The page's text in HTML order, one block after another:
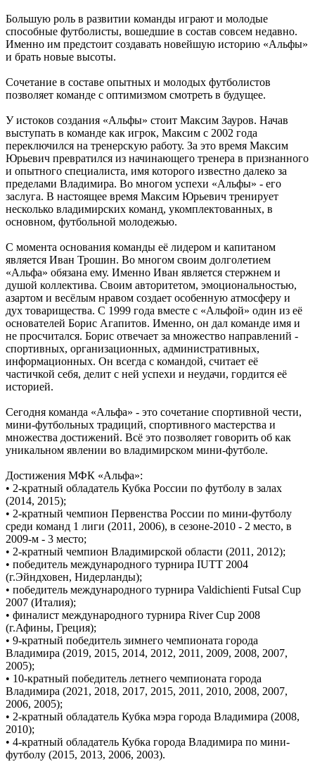
Большую роль в развитии команды играют и молодые
способные футболисты, вошедшие в состав совсем недавно.
Именно им предстоит создавать новейшую историю «Альфы»
и брать новые высоты.
Сочетание в составе опытных и молодых футболистов
позволяет команде с оптимизмом смотреть в будущее.
У истоков создания «Альфы» стоит Максим Зауров. Начав
выступать в команде как игрок, Максим с 2002 года
переключился на тренерскую работу. За это время Максим
Юрьевич превратился из начинающего тренера в признанного
и опытного специалиста, имя которого известно далеко за
пределами Владимира. Во многом успехи «Альфы» - его
заслуга. В настоящее время Максим Юрьевич тренирует
несколько владимирских команд, укомплектованных, в
основном, футбольной молодежью.
С момента основания команды её лидером и капитаном
является Иван Трошин. Во многом своим долголетием
«Альфа» обязана ему. Именно Иван является стержнем и
душой коллектива. Своим авторитетом, эмоциональностью,
азартом и весёлым нравом создает особенную атмосферу и
дух товарищества. С 1999 года вместе с «Альфой» один из её
основателей Борис Агапитов. Именно, он дал команде имя и
не просчитался. Борис отвечает за множество направлений -
спортивных, организационных, административных,
информационных. Он всегда с командой, считает её
частичкой себя, делит с ней успехи и неудачи, гордится её
историей.
Сегодня команда «Альфа» - это сочетание спортивной чести,
мини-футбольных традиций, спортивного мастерства и
множества достижений. Всё это позволяет говорить об как
уникальном явлении во владимирском мини-футболе.
Достижения МФК «Альфа»:
• 2-кратный обладатель Кубка России по футболу в залах
(2014, 2015);
• 2-кратный чемпион Первенства России по мини-футболу
среди команд 1 лиги (2011, 2006), в сезоне-2010 - 2 место, в
2009-м - 3 место;
• 2-кратный чемпион Владимирской области (2011, 2012);
• победитель международного турнира IUTT 2004
(г.Эйндховен, Нидерланды);
• победитель международного турнира Valdichienti Futsal Cup
2007 (Италия);
• финалист международного турнира River Cup 2008
(г.Афины, Греция);
• 9-кратный победитель зимнего чемпионата города
Владимира (2019, 2015, 2014, 2012, 2011, 2009, 2008, 2007,
2005);
• 10-кратный победитель летнего чемпионата города
Владимира (2021, 2018, 2017, 2015, 2011, 2010, 2008, 2007,
2006, 2005);
• 2-кратный обладатель Кубка мэра города Владимира (2008,
2010);
• 4-кратный обладатель Кубка города Владимира по мини-
футболу (2015, 2013, 2006, 2003).